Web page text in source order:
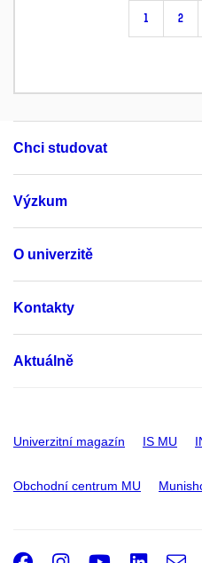
1 2
Chci studovat
Výzkum
O univerzitě
Kontakty
Aktuálně
Univerzitní magazín IS MU
Obchodní centrum MU